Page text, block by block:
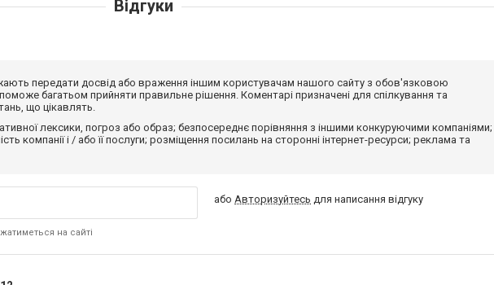
Відгуки
передати досвід або враження іншим користувачам нашого сайту з обов'язковою
багатьом прийняти правильне рішення. Коментарі призначені для спілкування та
що цікавлять.
лексики, погроз або образ; безпосереднє порівняння з іншими конкуруючими компаніями;
компанії і / або її послуги; розміщення посилань на сторонні інтернет-ресурси; реклама та
на сайті
абоАвторизуйтесь для написання відгуку